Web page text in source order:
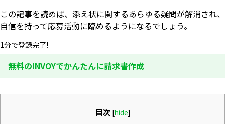
この記事を読めば、添え状に関するあらゆる疑問が解消され、
自信を持って応募活動に臨めるようになるでしょう。
1分で登録完了!
無料のINVOYでかんたんに請求書作成
目次 [hide]